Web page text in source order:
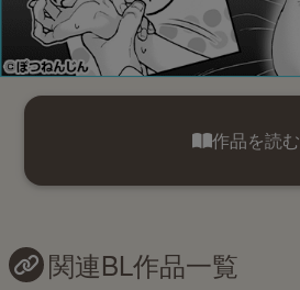
作品を読む
関連BL作品一覧